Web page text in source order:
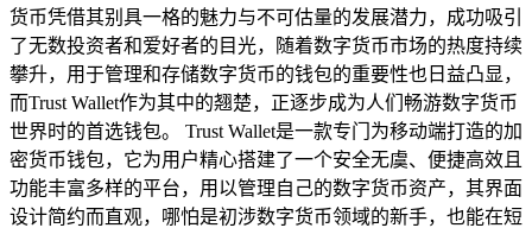
货币凭借其别具一格的魅力与不可估量的发展潜力，成功吸引
了无数投资者和爱好者的目光，随着数字货币市场的热度持续
攀升，用于管理和存储数字货币的钱包的重要性也日益凸显，
而Trust Wallet作为其中的翘楚，正逐步成为人们畅游数字货币
世界时的首选钱包。 Trust Wallet是一款专门为移动端打造的加
密货币钱包，它为用户精心搭建了一个安全无虞、便捷高效且
功能丰富多样的平台，用以管理自己的数字货币资产，其界面
设计简约而直观，哪怕是初涉数字货币领域的新手，也能在短